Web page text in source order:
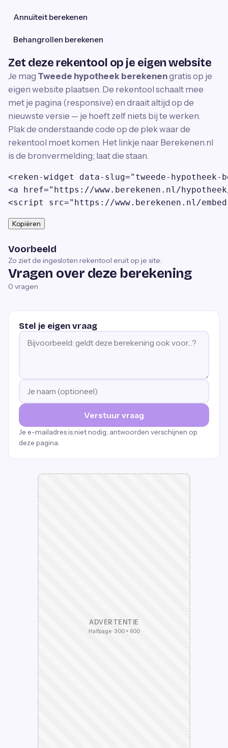
Annuïteit berekenen
Behangrollen berekenen
Zet deze rekentool op je eigen website
Je mag Tweede hypotheek berekenengratis op je
eigen website plaatsen. De rekentool schaalt mee
met je pagina (responsive) en draait altijd op de
nieuwste versie — je hoeft zelf niets bij te werken.
Plak de onderstaande code op de plek waar de
rekentool moet komen. Het linkje naar Berekenen.nl
is de bronvermelding; laat die staan.
<reken-widget data-slug="tweede-hypotheek-
<a href="https://www.berekenen.nl/
<script src="https://www.berekenen.nl/
Kopiëren
Voorbeeld
Zo ziet de ingesloten rekentool eruit op je site:
Vragen over deze berekening
0 vragen
Stel je eigen vraag
Verstuur vraag
Je e-mailadres is niet nodig; antwoorden verschijnen op
deze pagina.
ADVERTENTIE
Halfpage · 300 × 600